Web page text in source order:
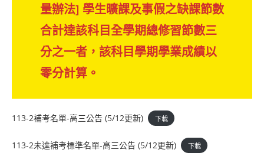
量辦法] 學生曠課及事假之缺課節數
合計達該科目全學期總修習節數三
分之一者，該科目學期學業成績以
零分計算。
113-2補考名單-高三公告 (5/12更新) 下載
113-2未達補考標準名單-高三公告 (5/12更新) 下載